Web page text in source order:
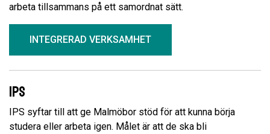
arbeta tillsammans på ett samordnat sätt.
INTEGRERAD VERKSAMHET
IPS
IPS syftar till att ge Malmöbor stöd för att kunna börja
studera eller arbeta igen. Målet är att de ska bli